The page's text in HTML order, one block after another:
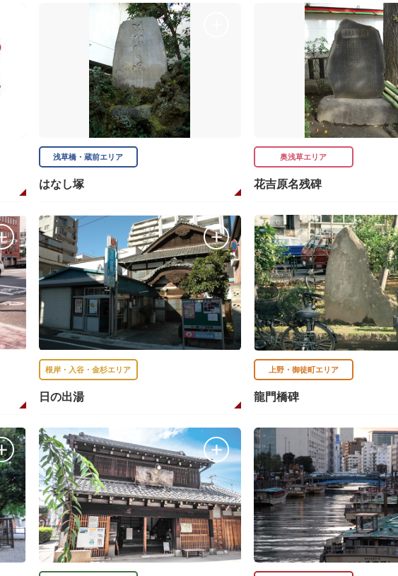
浅草橋・蔵前エリア
はなし塚
奥浅草エリア
花吉原名残碑
根岸・入谷・金杉エリア
日の出湯
上野・御徒町エリア
龍門橋碑